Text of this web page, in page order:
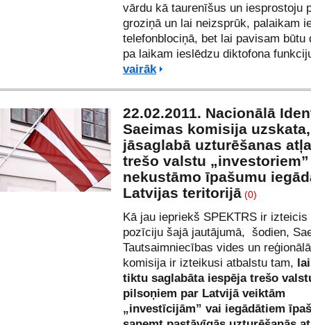
vārdu kā taurenīšus un iesprostoju
groziņā un lai neizsprūk, palaikam
telefonblociņā, bet lai pavisam būtu
pa laikam ieslēdzu diktofona
vairāk
22.02.2011. Nacionālā
Saeimas komisija
jāsaglabā uzturēšanas
trešo valstu
nekustāmo īpašumu
Latvijas teritorijā (0)
Kā jau iepriekš SPEKTRS ir izteicis
pozīciju šajā jautājumā, šodien,
Tautsaimniecības vides un
komisija ir izteikusi atbalstu tam,
tiktu saglabāta iespēja trešo
pilsoņiem par Latvijā veiktām
„investīcijām” vai iegādātiem